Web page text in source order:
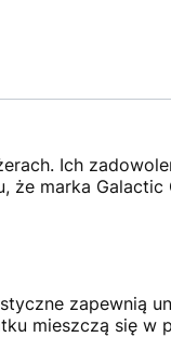
Ich
marka
zapewnią
mieszczą się w